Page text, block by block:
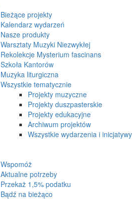
Bieżące projekty
Kalendarz wydarzeń
Nasze produkty
Warsztaty Muzyki Niezwykłej
Rekolekcje Mysterium fascinans
Szkoła Kantorów
Muzyka liturgiczna
Wszystkie tematycznie
Projekty muzyczne
Projekty duszpasterskie
Projekty edukacyjne
Archiwum projektów
Wszystkie wydarzenia i inicjatywy
Wspomóż
Aktualne potrzeby
Przekaż 1,5% podatku
Bądź na bieżąco